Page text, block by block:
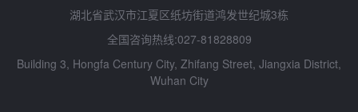
湖北省武汉市江夏区纸坊街道鸿发世纪城3栋
全国咨询热线:027-81828809
Building 3, Hongfa Century City, Zhifang Street, Jiangxia District,
Wuhan City